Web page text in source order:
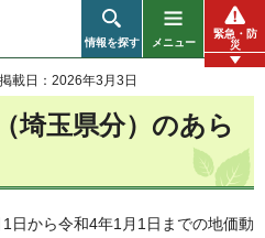
情報を探す メニュー
緊急・防
災
掲載日：2026年3月3日
埼玉県分）のあら
日から令和4年1月1日までの地価動